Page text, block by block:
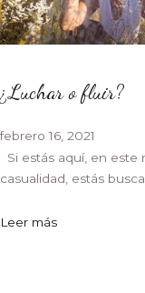
¿Luchar o fluir?
febrero 16, 2021
Si estás aquí, en
casualidad, estás
Leer más